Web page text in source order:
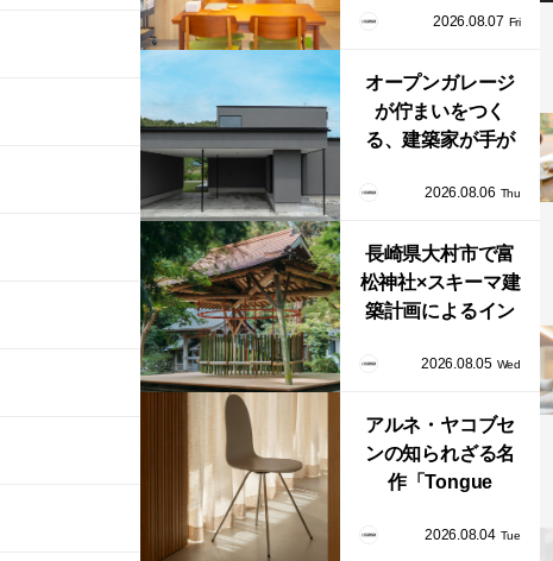
リンネル）」で叶
ルな部屋づくり。
2026.08.07 Fri
オープンガレージ
が佇まいをつく
る、建築家が手が
まい「ふわりと浮
い」
2026.08.06 Thu
長崎県大村市で富
松神社×スキーマ建
築計画によるイン
「循環する竹風
2026.08.05 Wed
アルネ・ヤコブセ
ンの知られざる名
作「Tongue
FRITZ HANSENか
2026.08.04 Tue